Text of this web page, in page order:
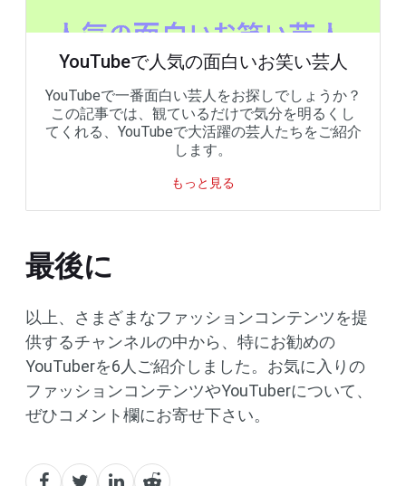
YouTubeで人気の面白いお笑い芸人
YouTubeで一番面白い芸人をお探しでしょうか？
この記事では、観ているだけで気分を明るくし
てくれる、YouTubeで大活躍の芸人たちをご紹介
します。
もっと見る
最後に
以上、さまざまなファッションコンテンツを提
供するチャンネルの中から、特にお勧めの
YouTuberを6人ご紹介しました。お気に入りの
ファッションコンテンツやYouTuberについて、
ぜひコメント欄にお寄せ下さい。